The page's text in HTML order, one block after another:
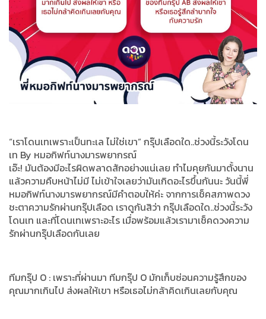
“เราโดนเทเพราะเป็นทะเล ไม่ใช่เขา” กรุ๊ปเลือดใด..ช่วงนี้ระวังโดน
เท By หมอกิฟท์นางมารพยากรณ์
เอ๊ะ! มันต้องมีอะไรผิดพลาดสักอย่างแน่เลย ทำไมคุยกันมาตั้งนาน
แล้วความคืบหน้าไม่มี ไม่เข้าใจเลยว่ามันเกิดอะไรขึ้นกันนะ วันนี้พี่
หมอกิฟท์นางมารพยากรณ์มีคำตอบให้ค่ะ จากการเช็คสภาพดวง
ชะตาความรักผ่านกรุ๊ปเลือด เราดูกันสิว่า กรุ๊ปเลือดใด..ช่วงนี้ระวัง
โดนเท และที่โดนเทเพราะอะไร เมื่อพร้อมแล้วเรามาเช็คดวงความ
รักผ่านกรุ๊ปเลือดกันเลย
ทีมกรุ๊ป O : เพราะที่ผ่านมา ทีมกรุ๊ป O มักเก็บซ่อนความรู้สึกของ
คุณมากเกินไป ส่งผลให้เขา หรือเธอไม่กล้าคิดเกินเลยกับคุณ